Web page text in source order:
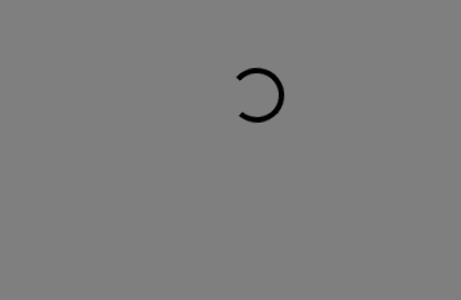
DORUČENIA
Xiaomi Himo C26 Max